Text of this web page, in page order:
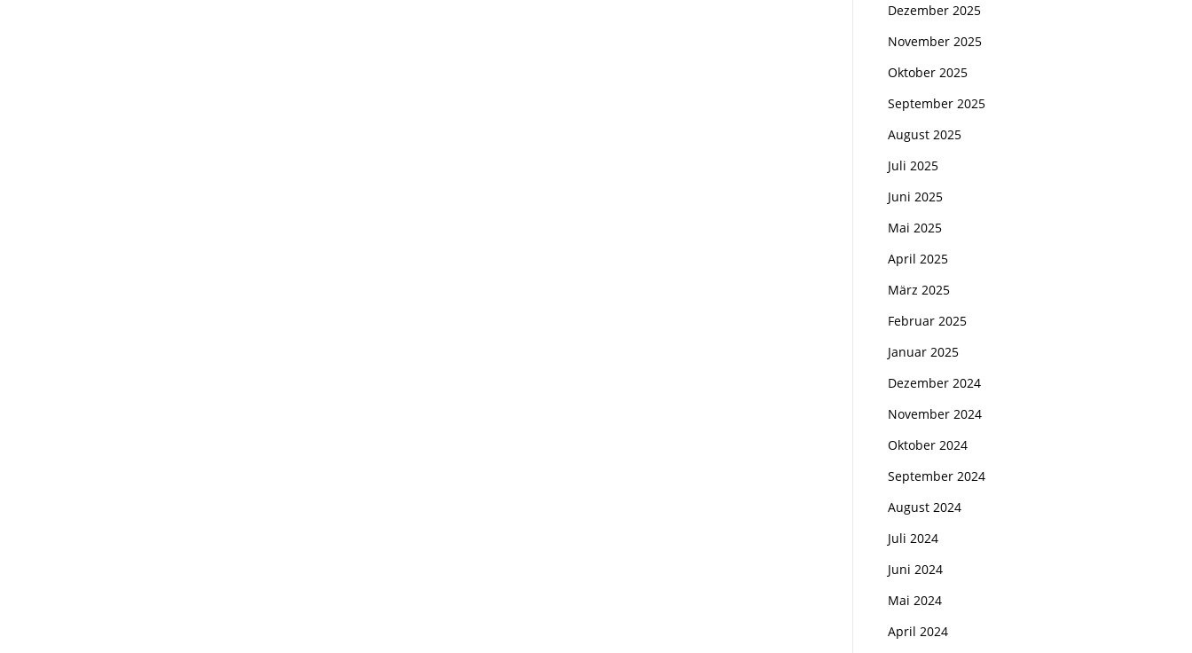
Dezember 2025
November 2025
Oktober 2025
September 2025
August 2025
Juli 2025
Juni 2025
Mai 2025
April 2025
März 2025
Februar 2025
Januar 2025
Dezember 2024
November 2024
Oktober 2024
September 2024
August 2024
Juli 2024
Juni 2024
Mai 2024
April 2024